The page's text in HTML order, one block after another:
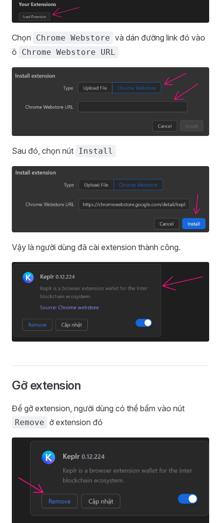
Chọn Chrome Webstore và dán đường link đó vào
ô
Chrome Webstore URL
Sau đó, chọn nút Install
Vậy là người dùng đã cài extension thành công.
Gỡ extension
Để gỡ extension, người dùng có thể bấm vào nút
Remove ở extension đó